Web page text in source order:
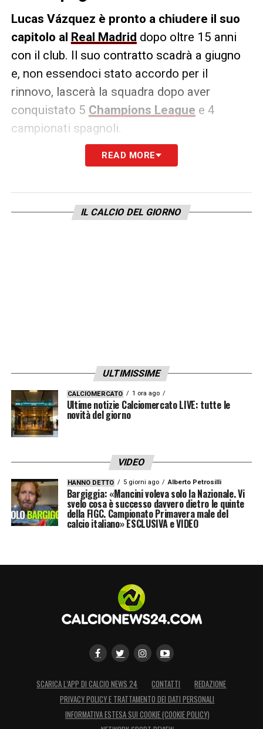
Lucas Vázquez è pronto a chiudere il suo
capitolo al Real Madrid dopo oltre 15 anni
con il club. Il suo contratto scadrà a giugno
e, non essendoci stato accordo per il
rinnovo, lascerà la squadra dopo aver
conquistato 5 Champions League e 4
campionati spagnoli.
Mondiale per Club
offerte sia dentro che fuori dall’Europa. Nel
frattempo, il Real Madrid prosegue la sua
READ MORE
IL CALCIO DEL GIORNO
ULTIMISSIME
CALCIOMERCATO 1 ora ago
Ultime notizie Calciomercato LIVE: tutte le
novità del giorno
VIDEO
HANNO DETTO 5 giorni ago Alberto Petrosilli
Bargiggia: «Mancini voleva solo la Nazionale. Vi
svelo cosa è successo davvero dietro le quinte
della FIGC. Campionato Primavera male del
calcio italiano» ESCLUSIVA e VIDEO
SCARICA L’APP DI CALCIO NEWS 24 CONTATTI
REDAZIONE
PRIVACY POLICY E TRATTAMENTO DEI DATI PERSONALI
INFORMATIVA ESTESA SUI COOKIE (COOKIE POLICY)